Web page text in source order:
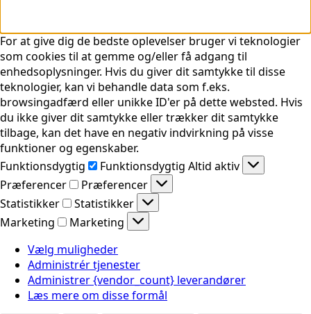
For at give dig de bedste oplevelser bruger vi teknologier
som cookies til at gemme og/eller få adgang til
enhedsoplysninger. Hvis du giver dit samtykke til disse
teknologier, kan vi behandle data som f.eks.
browsingadfærd eller unikke ID'er på dette websted. Hvis
du ikke giver dit samtykke eller trækker dit samtykke
tilbage, kan det have en negativ indvirkning på visse
funktioner og egenskaber.
Funktionsdygtig
Funktionsdygtig Altid aktiv
Præferencer
Præferencer
Statistikker
Statistikker
Marketing
Marketing
Vælg muligheder
Administrér tjenester
Administrer {vendor_count} leverandører
Læs mere om disse formål